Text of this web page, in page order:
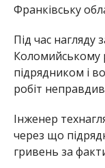
Франківську
Під час нагляду
Коломийському
підрядником і
робіт
Інженер
через що
гривень за